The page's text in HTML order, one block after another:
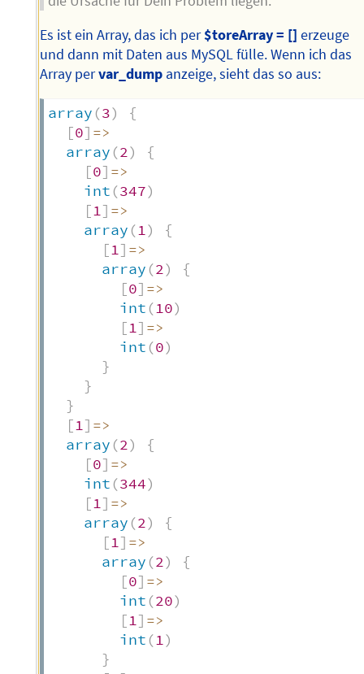
Es ist ein Array, das ich per$toreArray = [] erzeuge
und dann mit Daten aus MySQL fülle. Wenn ich das
Array pervar_dump anzeige, sieht das so aus:
array (3)
{
[0] =>
array (2)
{
[0] =>
int (347)
[1] =>
array (1)
{
[1] =>
array (2)
{
[0] =>
int (10)
[1] =>
int (0)
}
}
}
[1] =>
array (2)
{
[0] =>
int (344)
[1] =>
array (2)
{
[1] =>
array (2)
{
[0] =>
int (20)
[1] =>
int (1)
}